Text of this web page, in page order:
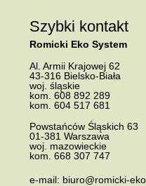
Szybki kontakt
Romicki Eko System
Al. Armii Krajowej 62
43-316 Bielsko-Biała
woj. śląskie
kom. 608 892 289
kom. 604 517 681
Powstańców Śląskich 63
01-381 Warszawa
woj. mazowieckie
kom. 668 307 747
e-mail: biuro@romicki-